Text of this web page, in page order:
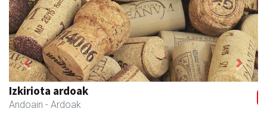
Izkiriota ardoak
Andoain - Ardoak
Previous Next